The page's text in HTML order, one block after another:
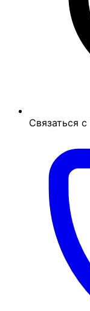
Связаться